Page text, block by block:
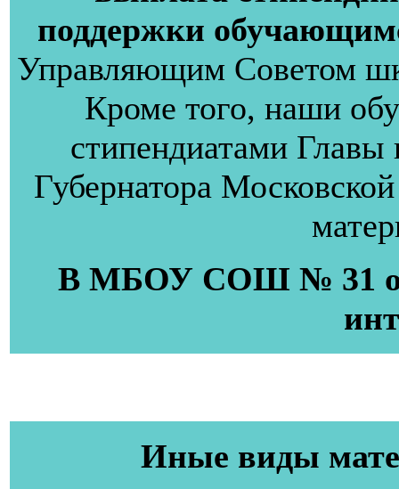
поддержки
Управляющим Советом
Кроме того, наши
стипендиатами
Губернатора
В МБОУ СОШ № 31
Иные виды